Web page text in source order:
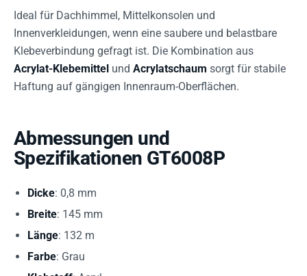
Ideal für Dachhimmel, Mittelkonsolen und
Innenverkleidungen, wenn eine saubere und belastbare
Klebeverbindung gefragt ist. Die Kombination aus
Acrylat-Klebemittel und Acrylatschaum sorgt für stabile
Haftung auf gängigen Innenraum-Oberflächen.
Abmessungen und
Spezifikationen GT6008P
Dicke: 0,8 mm
Breite: 145 mm
Länge: 132 m
Farbe: Grau